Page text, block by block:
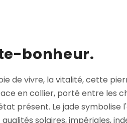
bonheur.
de vivre, la vitalité, cette
en collier, porté entre les
présent. Le jade symbolise
qualités solaires, impériales,